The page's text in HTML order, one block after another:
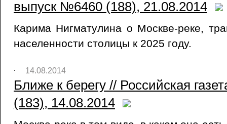
выпуск №6460 (188), 21.08.2014
Карима Нигматулина о Москве-реке,
населенности столицы к 2025 году.
14.08.2014
Ближе к берегу // Российская
(183), 14.08.2014